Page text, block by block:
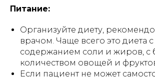
Питание:
Организуйте диету,
врачом. Чаще всего это диета
содержанием соли и жиров, с
количеством овощей и
Если пациент не может